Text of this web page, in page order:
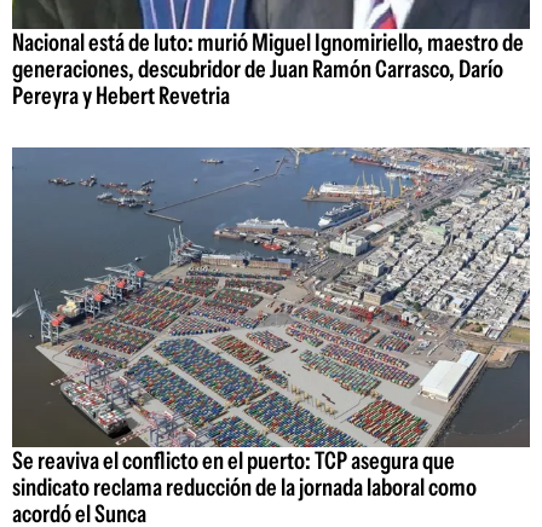
Nacional está de luto: murió Miguel Ignomiriello, maestro de
generaciones, descubridor de Juan Ramón Carrasco, Darío
Pereyra y Hebert Revetria
Se reaviva el conflicto en el puerto: TCP asegura que
sindicato reclama reducción de la jornada laboral como
acordó el Sunca